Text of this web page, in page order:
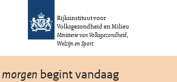
gaan
Rijksinstituut voor
Volksgezondheid en Milieu
Ministerie van Volksgezondheid,
Welzijn en Sport
begint vandaag